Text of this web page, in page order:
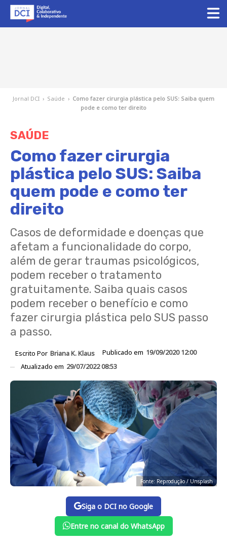
Jornal DCI › Saúde › Como fazer cirurgia plástica pelo SUS: Saiba quem
pode e como ter direito
SAÚDE
Como fazer cirurgia
plástica pelo SUS: Saiba
quem pode e como ter
direito
Casos de deformidade e doenças que
afetam a funcionalidade do corpo,
além de gerar traumas psicológicos,
podem receber o tratamento
gratuitamente. Saiba quais casos
podem receber o benefício e como
fazer cirurgia plástica pelo SUS passo
a passo.
Escrito Por Briana K. Klaus Publicado em 19/09/2020 12:00
Atualizado em 29/07/2022 08:53
Fonte: Reprodução / Unsplash
Siga o DCI no Google
Entre no canal do WhatsApp